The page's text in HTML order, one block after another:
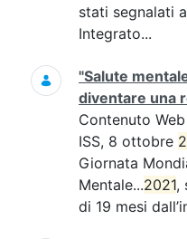
stati segnalati
Integrato...
"Salute
diventare una
Contenuto Web
ISS, 8 ottobre
Giornata
Mentale...2021,
di 19 mesi